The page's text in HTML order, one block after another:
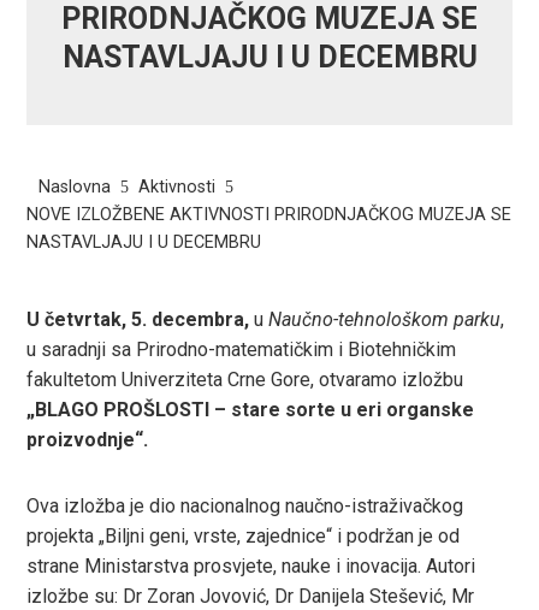
PRIRODNJAČKOG MUZEJA SE
NASTAVLJAJU I U DECEMBRU
Naslovna
Aktivnosti
NOVE IZLOŽBENE AKTIVNOSTI PRIRODNJAČKOG MUZEJA SE
NASTAVLJAJU I U DECEMBRU
U četvrtak, 5. decembra, uNaučno-tehnološkom parku,
u saradnji sa Prirodno-matematičkim i Biotehničkim
fakultetom Univerziteta Crne Gore, otvaramo izložbu
„BLAGO PROŠLOSTI – stare sorte u eri organske
proizvodnje“.
Ova izložba je dio nacionalnog naučno-istraživačkog
projekta „Biljni geni, vrste, zajednice“ i podržan je od
strane Ministarstva prosvjete, nauke i inovacija. Autori
izložbe su: Dr Zoran Jovović, Dr Danijela Stešević, Mr